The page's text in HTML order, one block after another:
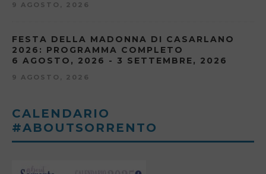
9 AGOSTO, 2026
FESTA DELLA MADONNA DI CASARLANO
2026: PROGRAMMA COMPLETO
6 AGOSTO, 2026 - 3 SETTEMBRE, 2026
9 AGOSTO, 2026
CALENDARIO
#ABOUTSORRENTO